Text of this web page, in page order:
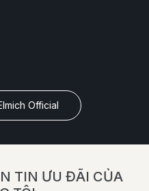
Official
TIN ƯU ĐÃI CỦA